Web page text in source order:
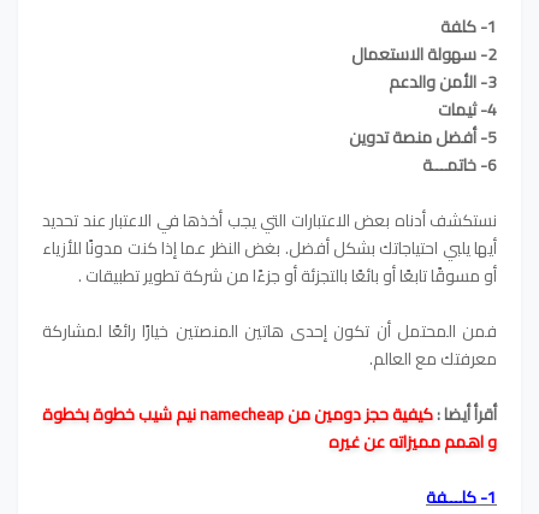
1- كلفة
2- سهولة الاستعمال
3- الأمن والدعم
4- ثيمات
5- أفضل منصة تدوين
6- خاتمـــة
نستكشف أدناه بعض الاعتبارات التي يجب أخذها في الاعتبار عند تحديد
أيها يلبي احتياجاتك بشكل أفضل. بغض النظر عما إذا كنت مدونًا للأزياء
أو مسوقًا تابعًا أو بائعًا بالتجزئة أو جزءًا من شركة تطوير تطبيقات .
فمن المحتمل أن تكون إحدى هاتين المنصتين خيارًا رائعًا لمشاركة
معرفتك مع العالم.
أقرأ أيضا :
كيفية حجز دومين من namecheap نيم شيب خطوة بخطوة
و اهمم مميزاته عن غيره
1- كلـــفة